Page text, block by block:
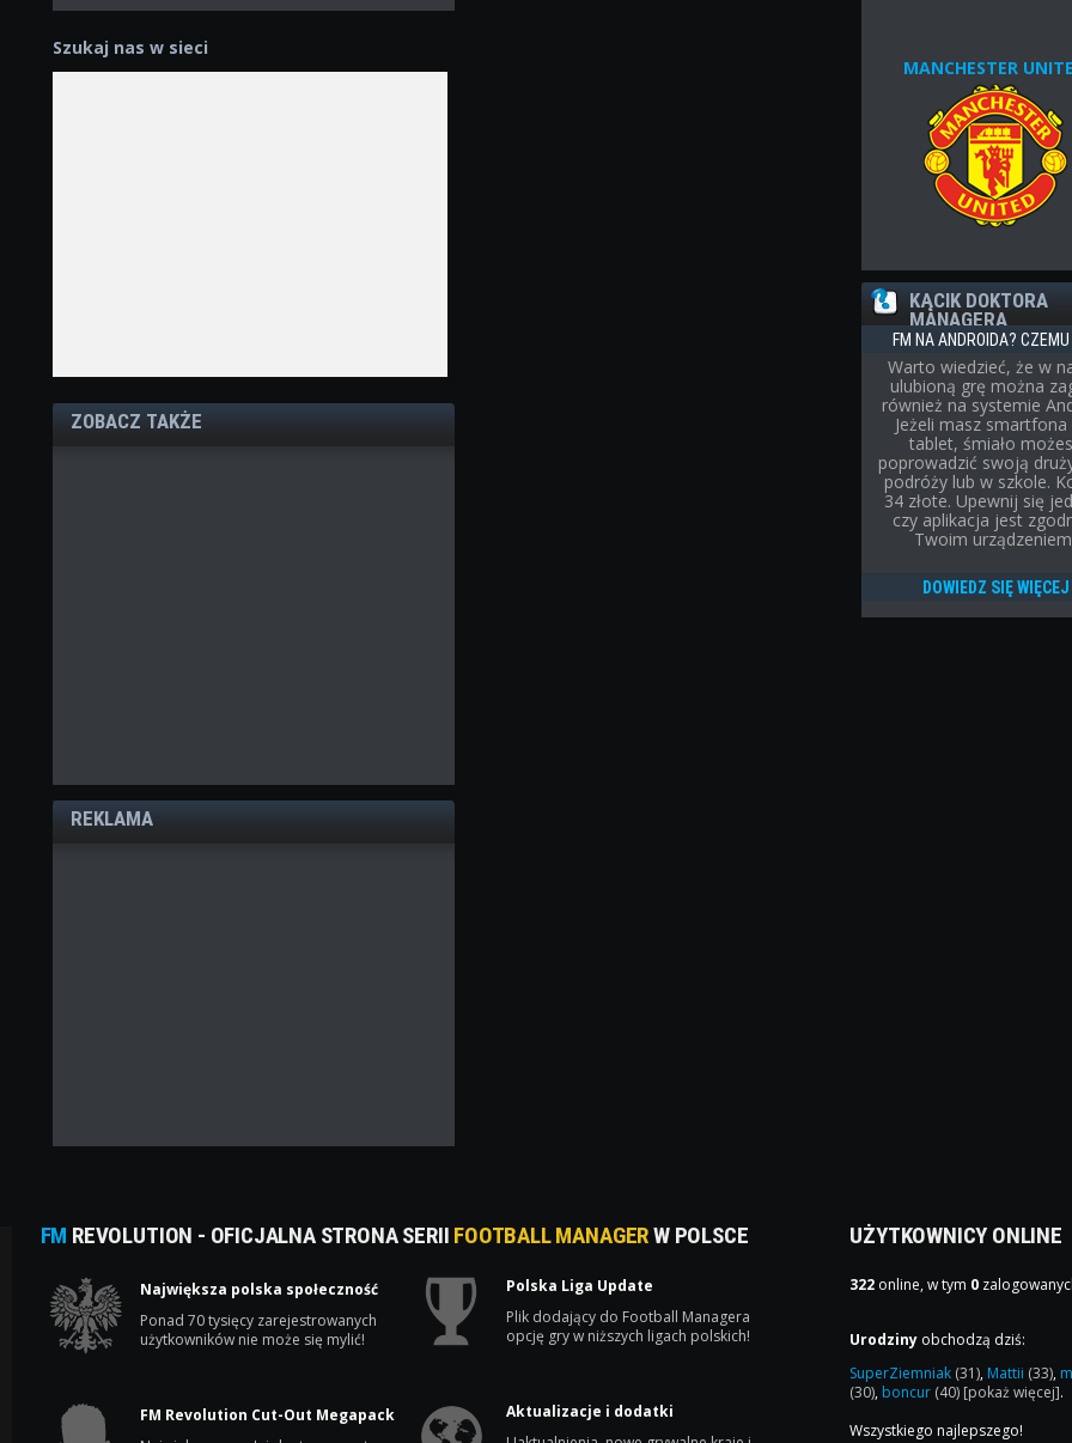
Szukaj nas w sieci
ZOBACZ TAKŻE
REKLAMA
MANCHESTER
KĄCIK DOKTORA
MANAGERA
FM NA ANDROIDA? CZEMU
Warto wiedzieć, że w
ulubioną grę można
również na systemie
Jeżeli masz smartfona
tablet, śmiało
poprowadzić swoją
podróży lub w szkole.
34 złote. Upewnij się
czy aplikacja jest
Twoim
DOWIEDZ SIĘ WIĘCEJ
FM REVOLUTION - OFICJALNA STRONA SERII FOOTBALL MANAGERW POLSCE
Największa polska społeczność
Ponad 70 tysięcy zarejestrowanych
użytkowników nie może się mylić!
Polska Liga Update
Plik dodający do Football Managera
opcję gry w niższych ligach polskich!
FM Revolution Cut-Out Megapack
Aktualizacje i dodatki
UŻYTKOWNICY ONLINE
322 online, w tym 0
Urodziny obchodzą dziś:
SuperZiemniak (31), Mattii (33),
(30), boncur (40) [pokaż więcej].
Wszystkiego najlepszego!